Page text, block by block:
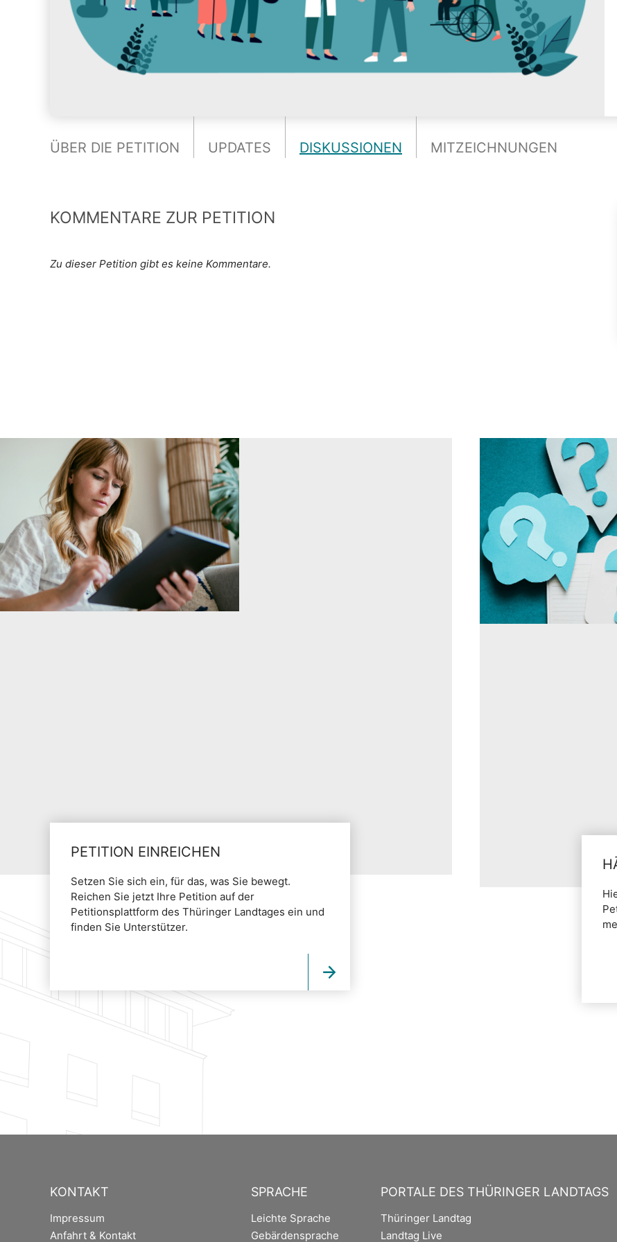
ÜBER DIE PETITION UPDATES DISKUSSIONEN MITZEICHNUNGEN
KOMMENTARE ZUR PETITION
Zu dieser Petition gibt es keine Kommentare.
PETITION EINREICHEN
Setzen Sie sich ein, für das, was Sie bewegt.
Reichen Sie jetzt Ihre Petition auf der
Petitionsplattform des Thüringer Landtages ein und
finden Sie Unterstützer.
KONTAKT
Impressum
Anfahrt & Kontakt
SPRACHE
Leichte Sprache
Gebärdensprache
PORTALE DES THÜRINGER LANDTAGS
Thüringer Landtag
Landtag Live